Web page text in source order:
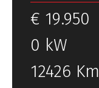
€ 19.950
0 kW
12426 Km